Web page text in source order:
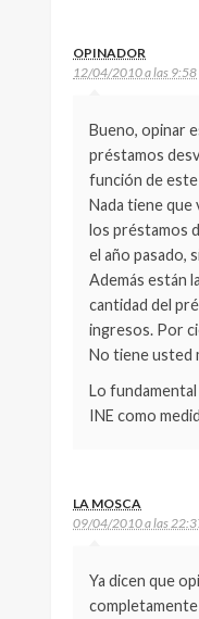
OPINADOR
12/04/2010 a las 9:58
Bueno, opinar
préstamos
función de
Nada tiene
los préstamos
el año pasado,
Además están
cantidad del
ingresos. Por
No tiene usted
Lo
INE como
LA MOSCA
09/04/2010 a las
Ya dicen que